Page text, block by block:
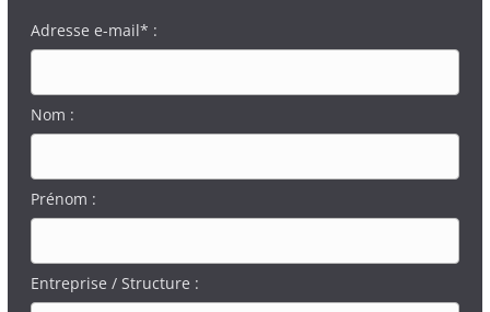
Adresse e-mail* :
Nom :
Prénom :
Entreprise / Structure :